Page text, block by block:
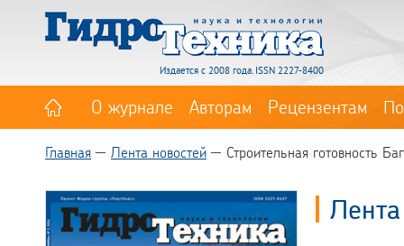
Издается с 2008 года. ISSN 2227-8400
О журнале Авторам Рецензентам
Главная Лента новостей Строительная готовность